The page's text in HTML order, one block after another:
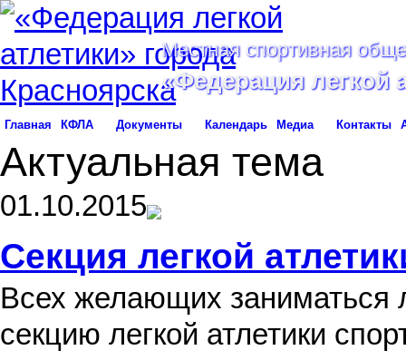
Местная спортивная
«Федерация легкой
Главная КФЛА Документы Календарь Медиа Контакты
Актуальная тема
01.10.2015
Секция легкой
Всех желающих заниматься
секцию легкой атлетики